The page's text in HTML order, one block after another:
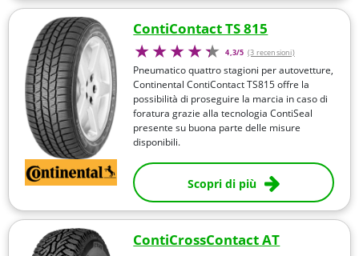
ContiContact TS 815
4,3/5 (3 recensioni)
Pneumatico quattro stagioni per autovetture,
Continental ContiContact TS815 offre la
possibilità di proseguire la marcia in caso di
foratura grazie alla tecnologia ContiSeal
presente su buona parte delle misure
disponibili.
Scopri di più
ContiCrossContact AT